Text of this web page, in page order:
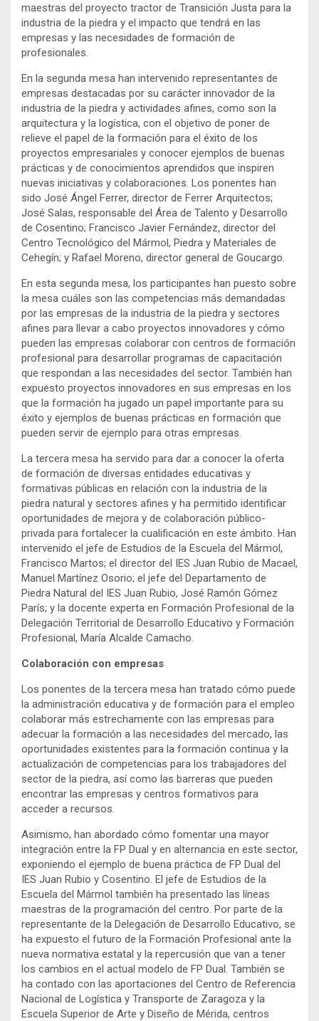
maestras del proyecto tractor de Transición Justa para la
industria de la piedra y el impacto que tendrá en las
empresas y las necesidades de formación de
profesionales.
En la segunda mesa han intervenido representantes de
empresas destacadas por su carácter innovador de la
industria de la piedra y actividades afines, como son la
arquitectura y la logística, con el objetivo de poner de
relieve el papel de la formación para el éxito de los
proyectos empresariales y conocer ejemplos de buenas
prácticas y de conocimientos aprendidos que inspiren
nuevas iniciativas y colaboraciones. Los ponentes han
sido José Ángel Ferrer, director de Ferrer Arquitectos;
José Salas, responsable del Área de Talento y Desarrollo
de Cosentino; Francisco Javier Fernández, director del
Centro Tecnológico del Mármol, Piedra y Materiales de
Cehegín; y Rafael Moreno, director general de Goucargo.
En esta segunda mesa, los participantes han puesto sobre
la mesa cuáles son las competencias más demandadas
por las empresas de la industria de la piedra y sectores
afines para llevar a cabo proyectos innovadores y cómo
pueden las empresas colaborar con centros de formación
profesional para desarrollar programas de capacitación
que respondan a las necesidades del sector. También han
expuesto proyectos innovadores en sus empresas en los
que la formación ha jugado un papel importante para su
éxito y ejemplos de buenas prácticas en formación que
pueden servir de ejemplo para otras empresas.
La tercera mesa ha servido para dar a conocer la oferta
de formación de diversas entidades educativas y
formativas públicas en relación con la industria de la
piedra natural y sectores afines y ha permitido identificar
oportunidades de mejora y de colaboración público-
privada para fortalecer la cualificación en este ámbito. Han
intervenido el jefe de Estudios de la Escuela del Mármol,
Francisco Martos; el director del IES Juan Rubio de Macael,
Manuel Martínez Osorio; el jefe del Departamento de
Piedra Natural del IES Juan Rubio, José Ramón Gómez
París; y la docente experta en Formación Profesional de la
Delegación Territorial de Desarrollo Educativo y Formación
Profesional, María Alcalde Camacho.
Colaboración con empresas
Los ponentes de la tercera mesa han tratado cómo puede
la administración educativa y de formación para el empleo
colaborar más estrechamente con las empresas para
adecuar la formación a las necesidades del mercado, las
oportunidades existentes para la formación continua y la
actualización de competencias para los trabajadores del
sector de la piedra, así como las barreras que pueden
encontrar las empresas y centros formativos para
acceder a recursos.
Asimismo, han abordado cómo fomentar una mayor
integración entre la FP Dual y en alternancia en este sector,
exponiendo el ejemplo de buena práctica de FP Dual del
IES Juan Rubio y Cosentino. El jefe de Estudios de la
Escuela del Mármol también ha presentado las líneas
maestras de la programación del centro. Por parte de la
representante de la Delegación de Desarrollo Educativo, se
ha expuesto el futuro de la Formación Profesional ante la
nueva normativa estatal y la repercusión que van a tener
los cambios en el actual modelo de FP Dual. También se
ha contado con las aportaciones del Centro de Referencia
Nacional de Logística y Transporte de Zaragoza y la
Escuela Superior de Arte y Diseño de Mérida, centros